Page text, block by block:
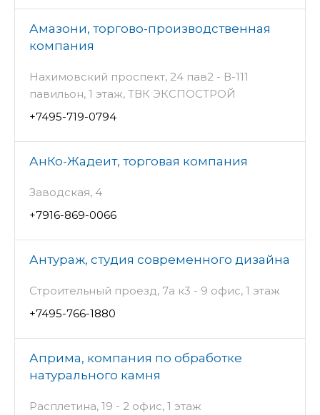
Амазони, торгово-производственная
компания
Нахимовский проспект, 24 пав2 - В-111
павильон, 1 этаж, ТВК ЭКСПОСТРОЙ
+7495-719-0794
АнКо-Жадеит, торговая компания
Заводская, 4
+7916-869-0066
Антураж, студия современного дизайна
Строительный проезд, 7а к3 - 9 офис, 1 этаж
+7495-766-1880
Априма, компания по обработке
натурального камня
Расплетина, 19 - 2 офис, 1 этаж